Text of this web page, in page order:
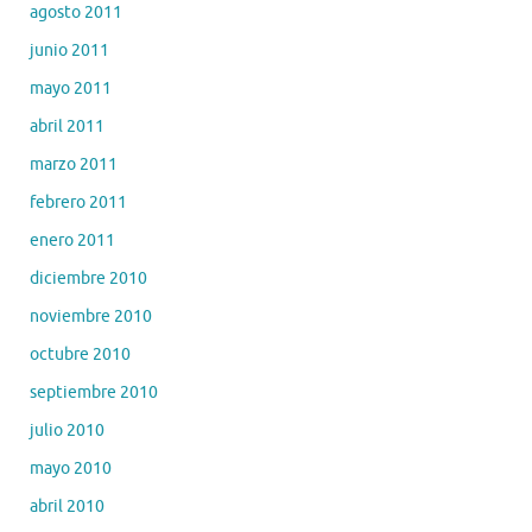
agosto 2011
junio 2011
mayo 2011
abril 2011
marzo 2011
febrero 2011
enero 2011
diciembre 2010
noviembre 2010
octubre 2010
septiembre 2010
julio 2010
mayo 2010
abril 2010